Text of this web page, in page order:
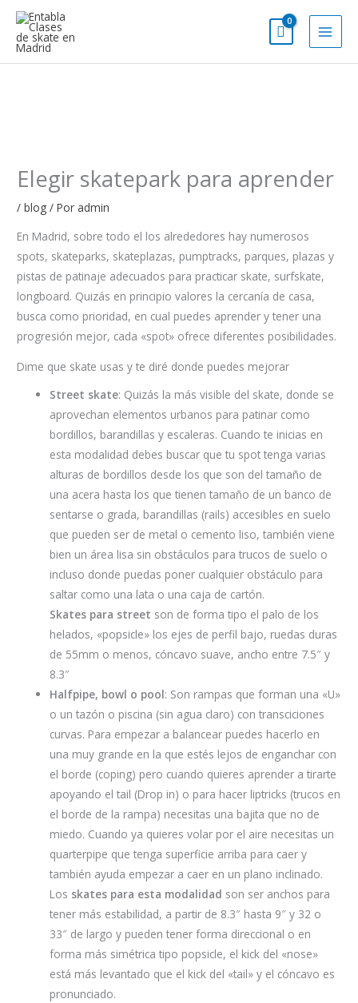
contenido
Elegir skatepark para aprender
/blog / Por admin
En Madrid, sobre todo el los alrededores hay numerosos
spots, skateparks, skateplazas, pumptracks, parques, plazas y
pistas de patinaje adecuados para practicar skate, surfskate,
longboard. Quizás en principio valores la cercanía de casa,
busca como prioridad, en cual puedes aprender y tener una
progresión mejor, cada «spot» ofrece diferentes posibilidades.
Dime que skate usas y te diré donde puedes mejorar
Street skate: Quizás la más visible del skate, donde se
aprovechan elementos urbanos para patinar como
bordillos, barandillas y escaleras. Cuando te inicias en
esta modalidad debes buscar que tu spot tenga varias
alturas de bordillos desde los que son del tamaño de
una acera hasta los que tienen tamaño de un banco de
sentarse o grada, barandillas (rails) accesibles en suelo
que pueden ser de metal o cemento liso, también viene
bien un área lisa sin obstáculos para trucos de suelo o
incluso donde puedas poner cualquier obstáculo para
saltar como una lata o una caja de cartón.
Skates para street son de forma tipo el palo de los
helados, «popsicle» los ejes de perfil bajo, ruedas duras
de 55mm o menos, cóncavo suave, ancho entre 7.5″ y
8.3″
Halfpipe, bowl o pool: Son rampas que forman una «U»
o un tazón o piscina (sin agua claro) con transciciones
curvas. Para empezar a balancear puedes hacerlo en
una muy grande en la que estés lejos de enganchar con
el borde (coping) pero cuando quieres aprender a tirarte
apoyando el tail (Drop in) o para hacer liptricks (trucos en
el borde de la rampa) necesitas una bajita que no de
miedo. Cuando ya quieres volar por el aire necesitas un
quarterpipe que tenga superficie arriba para caer y
también ayuda empezar a caer en un plano inclinado.
Los skates para esta modalidad son ser anchos para
tener más estabilidad, a partir de 8.3″ hasta 9″ y 32 o
33″ de largo y pueden tener forma direccional o en
forma más simétrica tipo popsicle, el kick del «nose»
está más levantado que el kick del «tail» y el cóncavo es
pronunciado.